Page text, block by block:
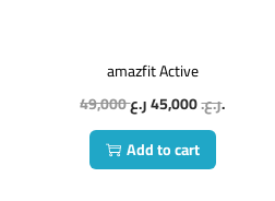
amazfit Active
49,000
ر.ع.45,000
ر.ع.
Add to cart